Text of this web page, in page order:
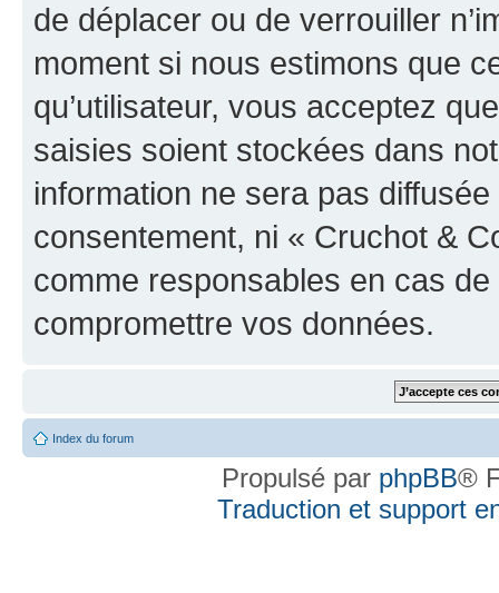
de déplacer ou de verrouiller
moment si nous estimons que
qu’utilisateur, vous acceptez
saisies soient stockées dans
information ne sera pas
consentement, ni « Cruchot &
comme responsables en cas
compromettre vos données.
Index du forum
Propulsé par phpBB®
Traduction et support